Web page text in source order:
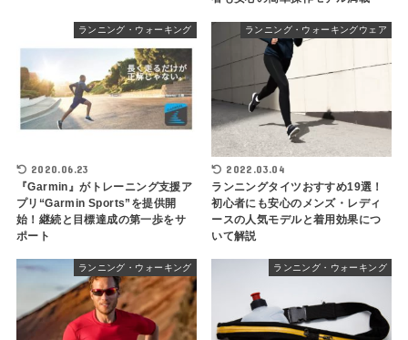
ランニング・ウォーキング
2020.06.23
『Garmin』がトレーニング支援ア
プリ“Garmin Sports”を提供開
始！継続と目標達成の第一歩をサ
ポート
ランニング・ウォーキングウェア
2022.03.04
ランニングタイツおすすめ19選！
初心者にも安心のメンズ・レディ
ースの人気モデルと着用効果につ
いて解説
ランニング・ウォーキング ランニング・ウォーキング